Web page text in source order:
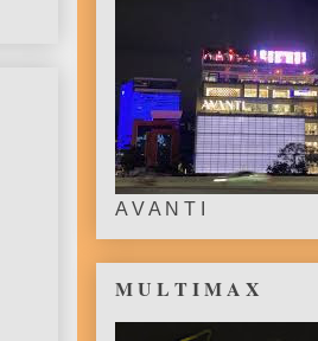
A V A N T I
M U L T I M A X